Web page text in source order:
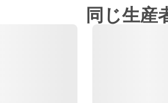
同じ生産